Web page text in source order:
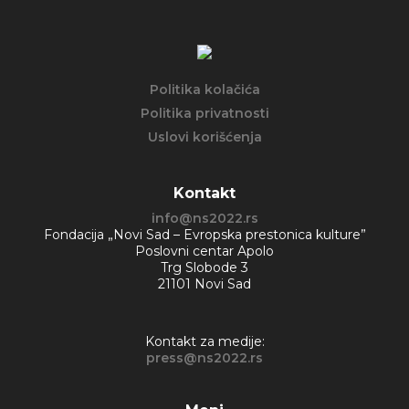
Politika kolačića
Politika privatnosti
Uslovi korišćenja
Kontakt
info@ns2022.rs
Fondacija „Novi Sad – Evropska prestonica kulture”
Poslovni centar Apolo
Trg Slobode 3
21101 Novi Sad
Kontakt za medije:
press@ns2022.rs